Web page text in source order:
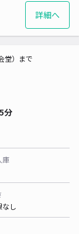
詳細へ
堂）まで
分
庫
なし